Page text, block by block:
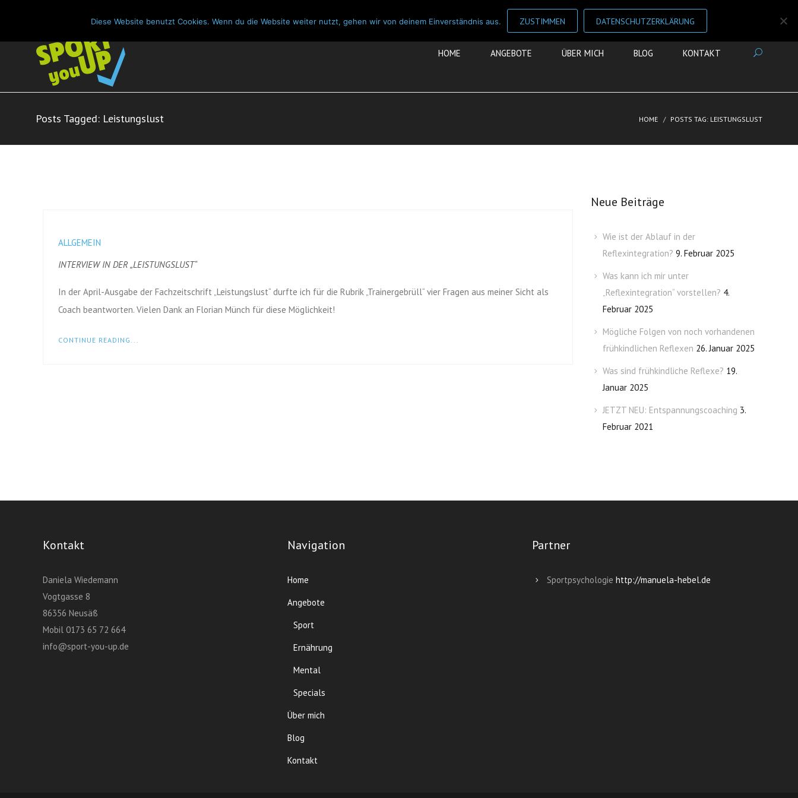
HOME ANGEBOTE ÜBER MICH BLOG KONTAKT
Posts Tagged: Leistungslust HOME POSTS TAG: LEISTUNGSLUST
ALLGEMEIN
INTERVIEW IN DER „LEISTUNGSLUST“
In der April-Ausgabe der Fachzeitschrift „Leistungslust“ durfte ich für die Rubrik „Trainergebrüll“ vier Fragen aus meiner Sicht als
Coach beantworten. Vielen Dank an Florian Münch für diese Möglichkeit!
CONTINUE READING...
Neue Beiträge
Wie ist der Ablauf in der
Reflexintegration? 9. Februar 2025
Was kann ich mir unter
„Reflexintegration“ vorstellen? 4.
Februar 2025
Mögliche Folgen von noch vorhandenen
frühkindlichen Reflexen 26. Januar 2025
Was sind frühkindliche Reflexe? 19.
Januar 2025
JETZT NEU: Entspannungscoaching 3.
Februar 2021
Kontakt
Daniela Wiedemann
Vogtgasse 8
86356 Neusäß
Mobil 0173 65 72 664
info@sport-you-up.de
Navigation
Home
Angebote
Sport
Ernährung
Mental
Specials
Über mich
Blog
Kontakt
Partner
Sportpsychologie http://manuela-hebel.de
Diese Website benutzt Cookies. Wenn du die Website weiter nutzt, gehen wir von deinem Einverständnis aus. ZUSTIMMEN DATENSCHUTZERKLÄRUNG